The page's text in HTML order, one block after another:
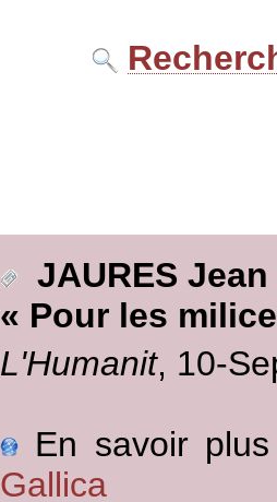
JAURES Jean
« Pour les
L'Humanit, 10-
En savoir
Gallica